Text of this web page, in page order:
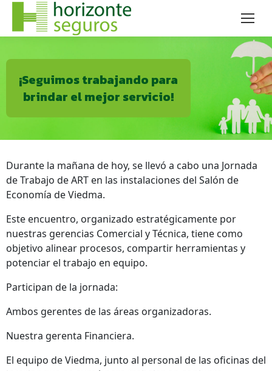
¡Seguimos trabajando para
brindar el mejor servicio!
Durante la mañana de hoy, se llevó a cabo una Jornada
de Trabajo de ART en las instalaciones del Salón de
Economía de Viedma.
Este encuentro, organizado estratégicamente por
nuestras gerencias Comercial y Técnica, tiene como
objetivo alinear procesos, compartir herramientas y
potenciar el trabajo en equipo.
Participan de la jornada:
Ambos gerentes de las áreas organizadoras.
Nuestra gerenta Financiera.
El equipo de Viedma, junto al personal de las oficinas del